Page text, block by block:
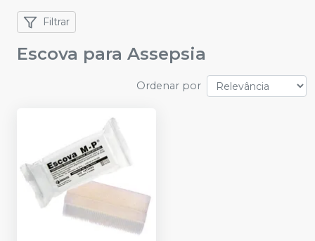
Filtrar
Escova para Assepsia
Ordenar por